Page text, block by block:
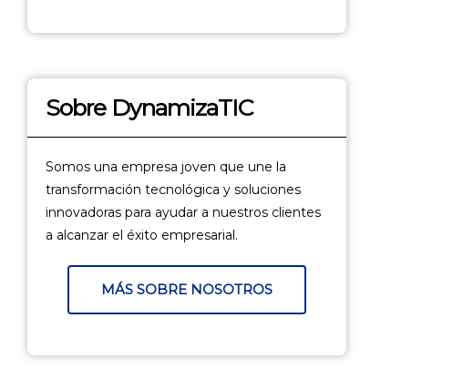
Sobre DynamizaTIC
Somos una empresa joven que une la
transformación tecnológica y soluciones
innovadoras para ayudar a nuestros clientes
a alcanzar el éxito empresarial.
MÁS SOBRE NOSOTROS